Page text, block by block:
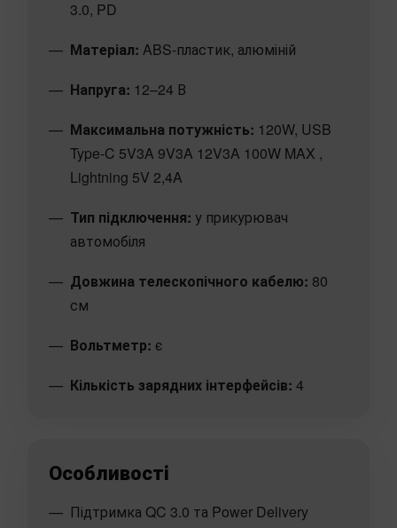
3.0, PD
Матеріал: ABS-пластик, алюміній
Напруга: 12–24 В
Максимальна потужність: 120W, USB
Type-C 5V3A 9V3A 12V3A 100W MAX ,
Lightning‌ 5V 2,4A
Тип підключення: у прикурювач
автомобіля
Довжина телескопічного кабелю: 80
см
Вольтметр: є
Кількість зарядних інтерфейсів: 4
Особливості
Підтримка QC 3.0 та Power Delivery